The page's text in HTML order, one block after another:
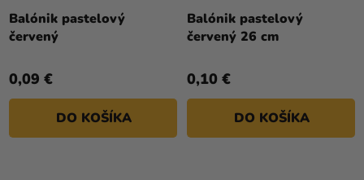
Balónik pastelový
červený
hodnotenie
produktu
5
hviezdičiek.
0,09 €
DO KOŠÍKA
Balónik pastelový
červený 26 cm
0,10 €
DO KOŠÍKA